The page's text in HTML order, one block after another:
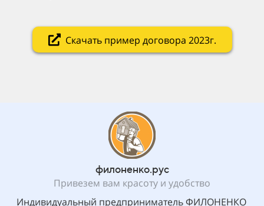
Скачать пример договора 2023г.
филоненко.рус
Привезем вам красоту и удобство
Индивидуальный предприниматель ФИЛОНЕНКО